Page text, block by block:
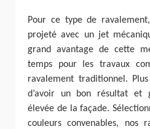
Pour ce type de
projeté avec un jet
grand avantage de cette
temps pour les travaux
ravalement traditionnel.
d’avoir un bon résultat et
élevée de la façade.
couleurs convenables, nos